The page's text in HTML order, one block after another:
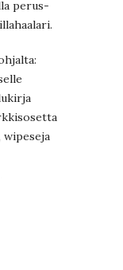
perus-
wipeseja